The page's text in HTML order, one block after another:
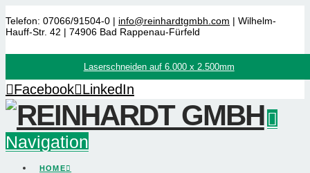
Telefon: 07066/91504-0 | info@reinhardtgmbh.com | Wilhelm-
Hauff-Str. 42 | 74906 Bad Rappenau-Fürfeld
Laserschneiden auf 6.000 x 2.500mm
Facebook LinkedIn
Navigation
HOME